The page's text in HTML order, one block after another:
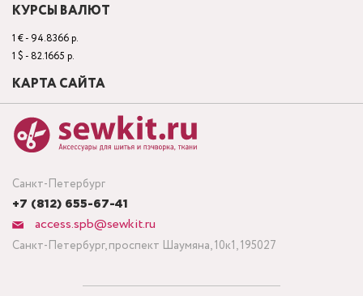
Санкт-Петербург
+7 (812) 655-67-41
access.spb@sewkit.ru
Санкт-Петербург, проспект Шаумяна, 10к1, 195027
КУРСЫ ВАЛЮТ
1 € - 94.8366 р.
1 $ - 82.1665 р.
КАРТА САЙТА